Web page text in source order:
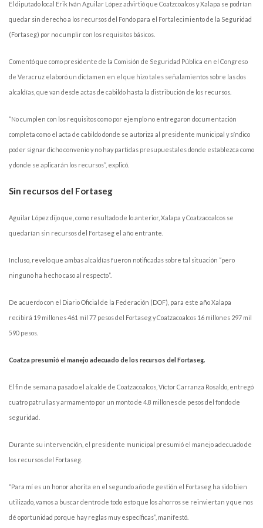
El diputado local Erik Iván Aguilar López advirtió que Coatzcoalcos y Xalapa se podrían
quedar sin derecho a los recursos del Fondo para el Fortalecimiento de la Seguridad
(Fortaseg) por no cumplir con los requisitos básicos.
Comentó que como presidente de la Comisión de Seguridad Pública en el Congreso
de Veracruz elaboró un dictamen en el que hizo tales señalamientos sobre las dos
alcaldías, que van desde actas de cabildo hasta la distribución de los recursos.
“No cumplen con los requisitos como por ejemplo no entregaron documentación
completa como el acta de cabildo donde se autoriza al presidente municipal y síndico
poder signar dicho convenio y no hay partidas presupuestales donde establezca como
y donde se aplicarán los recursos”, explicó.
Sin recursos del Fortaseg
Aguilar López dijo que, como resultado de lo anterior, Xalapa y Coatzacoalcos se
quedarían sin recursos del Fortaseg el año entrante.
Incluso, reveló que ambas alcaldías fueron notificadas sobre tal situación “pero
ninguno ha hecho caso al respecto”.
De acuerdo con el Diario Oficial de la Federación (DOF), para este año Xalapa
recibirá 19 millones 461 mil 77 pesos del Fortaseg y Coatzacoalcos 16 millones 297 mil
590 pesos.
Coatza presumió el manejo adecuado de los recursos del Fortaseg.
El fin de semana pasado el alcalde de Coatzacoalcos, Víctor Carranza Rosaldo, entregó
cuatro patrullas y armamento por un monto de 4.8 millones de pesos del fondo de
seguridad.
Durante su intervención, el presidente municipal presumió el manejo adecuado de
los recursos del Fortaseg.
“Para mí es un honor ahorita en el segundo año de gestión el Fortaseg ha sido bien
utilizado, vamos a buscar dentro de todo esto que los ahorros se reinviertan y que nos
dé oportunidad porque hay reglas muy específicas”, manifestó.